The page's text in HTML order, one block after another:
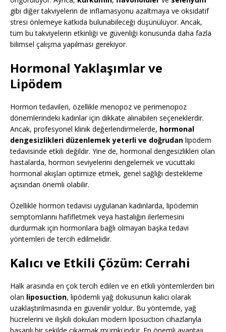
gibi diğer takviyelerin de inflamasyonu azaltmaya ve oksidatif
stresi önlemeye katkıda bulunabileceği düşünülüyor. Ancak,
tüm bu takviyelerin etkinliği ve güvenliği konusunda daha fazla
bilimsel çalışma yapılması gerekiyor.
Hormonal Yaklaşımlar ve
Lipödem
Hormon tedavileri, özellikle menopoz ve perimenopoz
dönemlerindeki kadınlar için dikkate alınabilen seçeneklerdir.
Ancak, profesyonel klinik değerlendirmelerde, hormonal
dengesizlikleri düzenlemek yeterli ve doğrudan lipödem
tedavisinde etkili değildir. Yine de, hormonal dengesizlikleri olan
hastalarda, hormon seviyelerini dengelemek ve vücuttaki
hormonal akışları optimize etmek, genel sağlığı destekleme
açısından önemli olabilir.
Özellikle hormon tedavisi uygulanan kadınlarda, lipödemin
semptomlarını hafifletmek veya hastalığın ilerlemesini
durdurmak için hormonlara bağlı olmayan başka tedavi
yöntemleri de tercih edilmelidir.
Kalıcı ve Etkili Çözüm: Cerrahi
Halk arasında en çok tercih edilen ve en etkili yöntemlerden biri
olan liposuction, lipödemli yağ dokusunun kalıcı olarak
uzaklaştırılmasında en güvenilir yoldur. Bu yöntemde, yağ
hücrelerini ve ilişkili dokuları modern liposuction cihazlarıyla